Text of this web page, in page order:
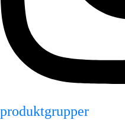
produktgrupper